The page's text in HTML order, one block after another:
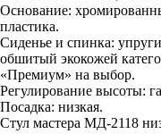
Основание:
пластика.
Сиденье и спинка:
обшитый экокожей
«Премиум» на выбор.
Регулирование высоты:
Посадка: низкая.
Стул мастера МД-2118